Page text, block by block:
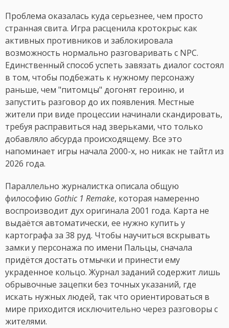
Проблема оказалась куда серьезнее, чем просто
странная свита. Игра расценила кротокрыс как
активных противников и заблокировала
возможность нормально разговаривать с NPC.
Единственный способ успеть завязать диалог состоял
в том, чтобы подбежать к нужному персонажу
раньше, чем "питомцы" догонят героиню, и
запустить разговор до их появления. Местные
жители при виде процессии начинали скандировать,
требуя расправиться над зверьками, что только
добавляло абсурда происходящему. Все это
напоминает игры начала 2000-х, но никак не тайтл из
2026 года.
Параллельно журналистка описала общую
философию Gothic 1 Remake, которая намеренно
воспроизводит дух оригинала 2001 года. Карта не
выдаётся автоматически, ее нужно купить у
картографа за 38 руд. Чтобы научиться вскрывать
замки у персонажа по имени Пальцы, сначала
придётся достать отмычки и принести ему
украденное кольцо. Журнал заданий содержит лишь
обрывочные зацепки без точных указаний, где
искать нужных людей, так что ориентироваться в
мире приходится исключительно через разговоры с
жителями.